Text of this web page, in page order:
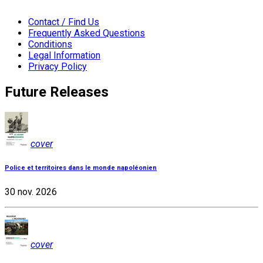
Contact / Find Us
Frequently Asked Questions
Conditions
Legal Information
Privacy Policy
Future Releases
cover
Police et territoires dans le monde napoléonien
30 nov. 2026
cover